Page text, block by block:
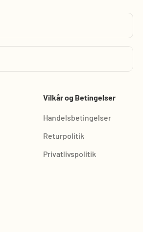
Vilkår og Betingelser
Handelsbetingelser
Returpolitik
Privatlivspolitik